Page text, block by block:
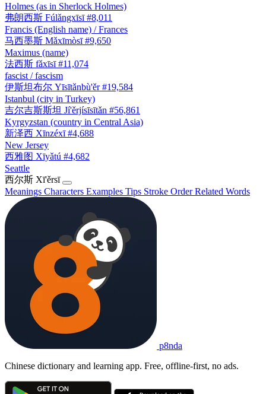
Holmes (as in Sherlock Holmes)
弗朗西斯 Fúlǎngxīsī #8,011
Francis (English name) / Frances
马西墨斯 Mǎxīmòsī #9,650
Maximus (name)
法西斯 fǎxīsī #11,074
fascist / fascism
伊斯坦布尔 Yīsītǎnbù'ěr #19,584
Istanbul (city in Turkey)
吉尔吉斯斯坦 Jí'ěrjísīsītǎn #56,861
Kyrgyzstan (country in Central Asia)
新泽西 Xīnzéxī #4,688
New Jersey
西雅图 Xīyǎtú #4,682
Seattle
西尔斯 Xī'ěrsī
Meanings Characters Examples Tips Stroke OrderRelated Words
p8nda
Chinese dictionary and learning app. Free, offline-first, no ads.